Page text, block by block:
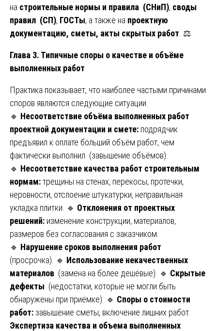
на строительные нормы и правила (СНиП), своды
правил (СП), ГОСТы, а также на проектную
документацию, сметы, акты скрытых работ . ⚖️
Глава 3. Типичные споры о качестве и объёме
выполненных работ
Практика показывает, что наиболее частыми причинами
споров являются следующие ситуации.
🔹 Несоответствие объёма выполненных работ
проектной документации и смете: подрядчик
предъявил к оплате больший объём работ, чем
фактически выполнил (завышение объёмов).
🔹 Несоответствие качества работ строительным
нормам:трещины на стенах, перекосы, протечки,
неровности, отслоение штукатурки, неправильная
укладка плитки. 🔹 Отклонения от проектных
решений: изменение конструкции, материалов,
размеров без согласования с заказчиком.
🔹 Нарушение сроков выполнения работ
(просрочка). 🔹 Использование некачественных
материалов (замена на более дешёвые). 🔹 Скрытые
дефекты (недостатки, которые не могли быть
обнаружены при приёмке). 🔹 Споры о стоимости
работ: завышение сметы, включение лишних работ.
Экспертиза качества и объема выполненных